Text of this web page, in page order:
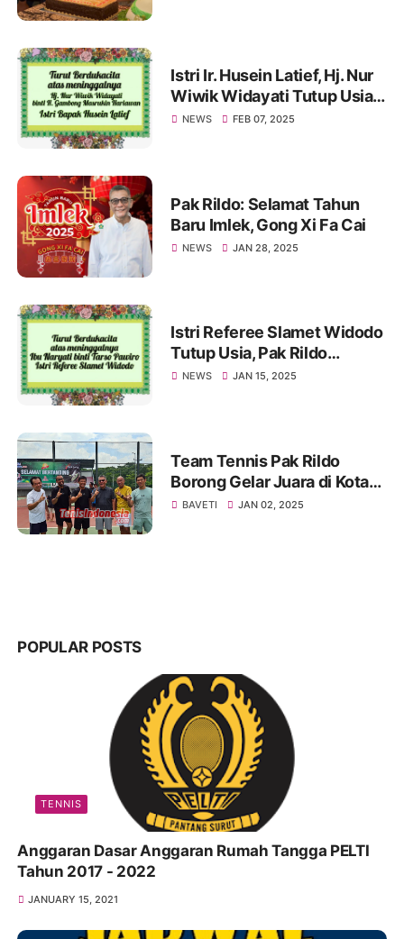
Istri Ir. Husein Latief, Hj. Nur
Wiwik Widayati Tutup Usia.
Pak Rildo Sampaikan
NEWS FEB 07, 2025
Pak Rildo: Selamat Tahun
Baru Imlek, Gong Xi Fa Cai
NEWS JAN 28, 2025
Istri Referee Slamet Widodo
Tutup Usia, Pak Rildo
Sampaikan Ucapan
NEWS JAN 15, 2025
Team Tennis Pak Rildo
Borong Gelar Juara di Kota
Atlas
BAVETI JAN 02, 2025
POPULAR POSTS
TENNIS
Anggaran Dasar Anggaran Rumah Tangga PELTI
Tahun 2017 - 2022
JANUARY 15, 2021